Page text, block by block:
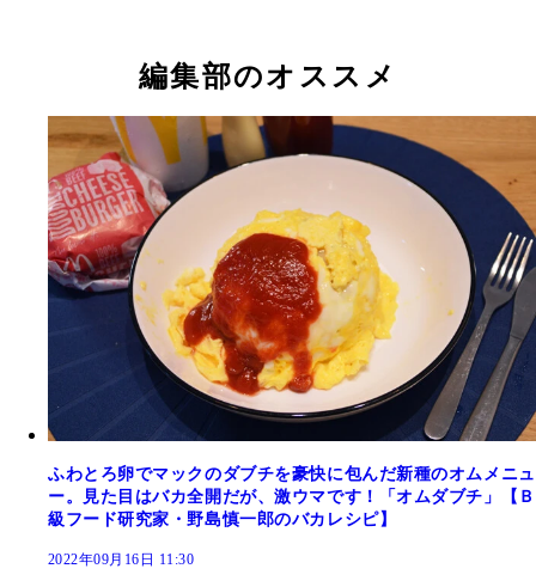
編集部のオススメ
ふわとろ卵でマックのダブチを豪快に包んだ新種のオムメニュ
ー。見た目はバカ全開だが、激ウマです！「オムダブチ」【Ｂ
級フード研究家・野島慎一郎のバカレシピ】
2022年09月16日 11:30